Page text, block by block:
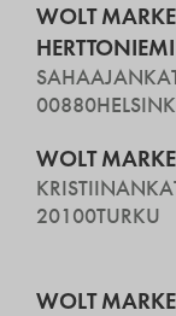
WOLT
00880
WOLT
20100TURKU
WOLT